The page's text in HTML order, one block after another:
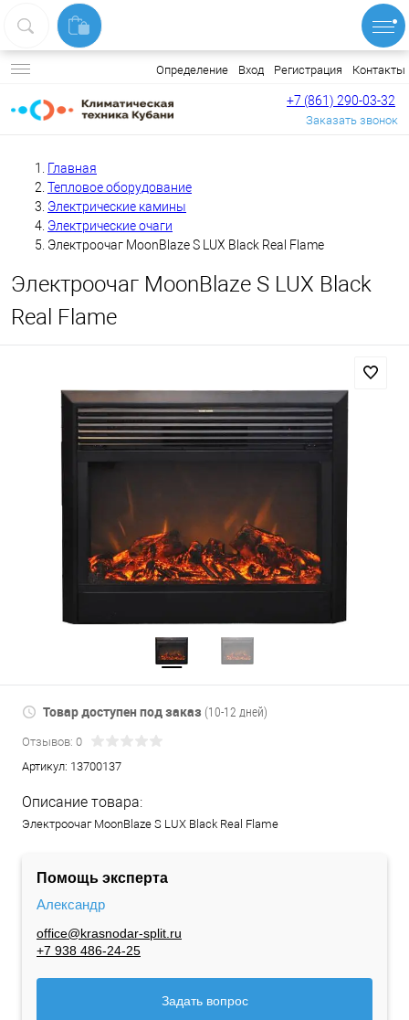
Определение Вход Регистрация Контакты
+7 (861) 290-03-32
Заказать звонок
Главная
Тепловое оборудование
Электрические камины
Электрические очаги
Электроочаг MoonBlaze S LUX Black Real Flame
Электроочаг MoonBlaze S LUX Black
Real Flame
Товар доступен под заказ (10-12 дней)
Отзывов: 0
Артикул: 13700137
Описание товара:
Электроочаг MoonBlaze S LUX Black Real Flame
Помощь эксперта
Александр
office@krasnodar-split.ru
+7 938 486-24-25
Задать вопрос